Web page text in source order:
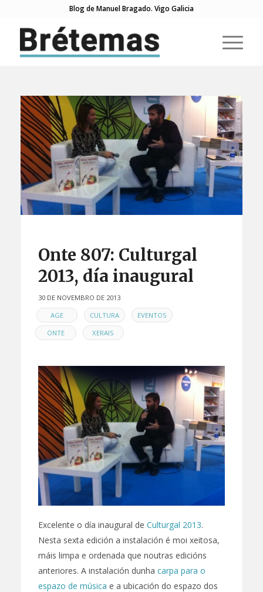
Blog de Manuel Bragado. Vigo Galicia
Onte 807: Culturgal
2013, día inaugural
30 DE NOVEMBRO DE 2013
EN
AGE , CULTURA , EVENTOS ,
ONTE , XERAIS
Excelente o día inaugural de Culturgal 2013.
Nesta sexta edición a instalación é moi xeitosa,
máis limpa e ordenada que noutras edicións
anteriores. A instalación dunha carpa para o
espazo de música e a ubicación do espazo dos